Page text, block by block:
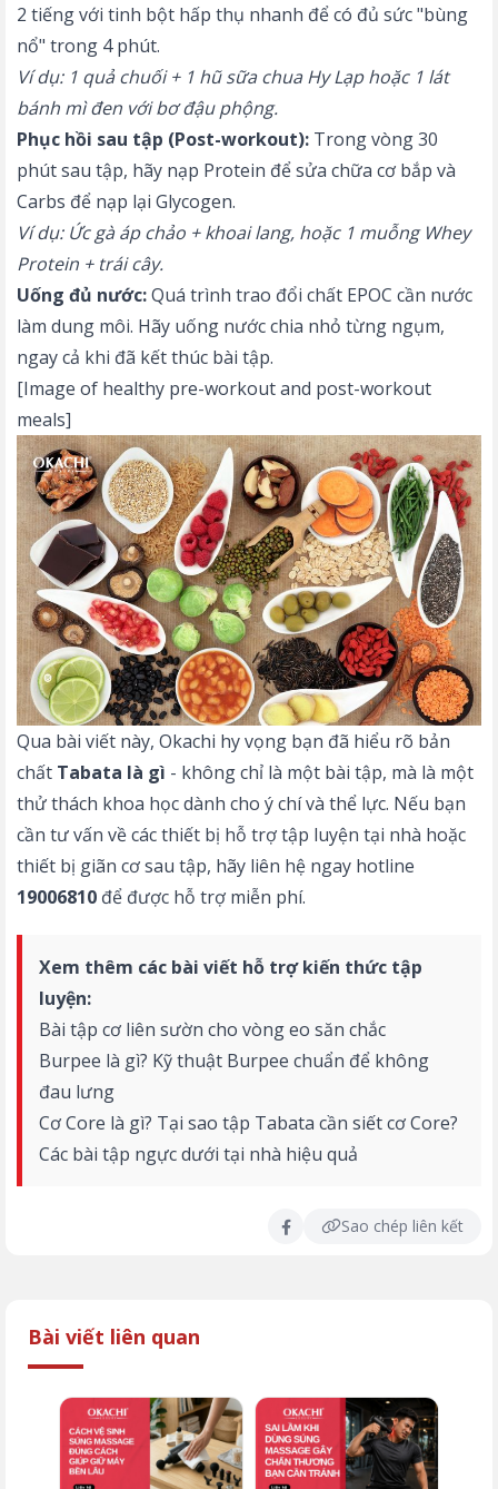
2 tiếng với tinh bột hấp thụ nhanh để có đủ sức "bùng
nổ" trong 4 phút.
Ví dụ: 1 quả chuối + 1 hũ sữa chua Hy Lạp hoặc 1 lát
bánh mì đen với bơ đậu phộng.
Phục hồi sau tập (Post-workout): Trong vòng 30
phút sau tập, hãy nạp Protein để sửa chữa cơ bắp và
Carbs để nạp lại Glycogen.
Ví dụ: Ức gà áp chảo + khoai lang, hoặc 1 muỗng Whey
Protein + trái cây.
Uống đủ nước:Quá trình trao đổi chất EPOC cần nước
làm dung môi. Hãy uống nước chia nhỏ từng ngụm,
ngay cả khi đã kết thúc bài tập.
[Image of healthy pre-workout and post-workout
meals]
Qua bài viết này, Okachi hy vọng bạn đã hiểu rõ bản
chất Tabata là gì - không chỉ là một bài tập, mà là một
thử thách khoa học dành cho ý chí và thể lực. Nếu bạn
cần tư vấn về các thiết bị hỗ trợ tập luyện tại nhà hoặc
thiết bị giãn cơ sau tập, hãy liên hệ ngay hotline
19006810 để được hỗ trợ miễn phí.
Xem thêm các bài viết hỗ trợ kiến thức tập
luyện:
Bài tập cơ liên sườn cho vòng eo săn chắc
Burpee là gì? Kỹ thuật Burpee chuẩn để không
đau lưng
Cơ Core là gì? Tại sao tập Tabata cần siết cơ Core?
Các bài tập ngực dưới tại nhà hiệu quả
Sao chép liên kết
Bài viết liên quan